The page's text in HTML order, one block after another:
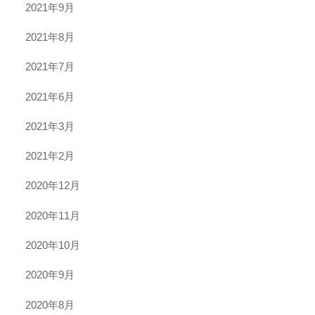
2021年9月
2021年8月
2021年7月
2021年6月
2021年3月
2021年2月
2020年12月
2020年11月
2020年10月
2020年9月
2020年8月